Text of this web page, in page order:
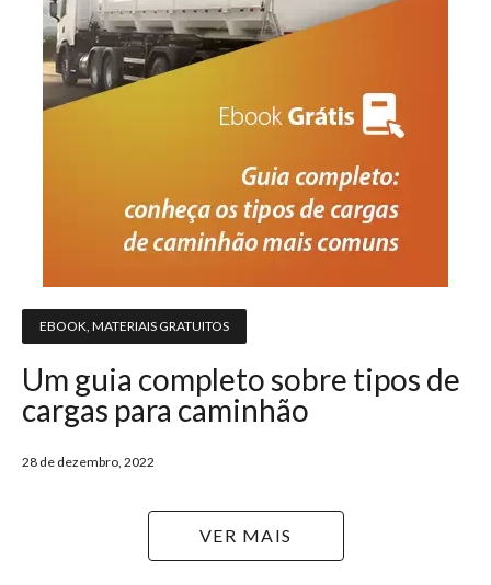
EBOOK MATERIAIS GRATUITOS
Um guia completo sobre tipos de
cargas para caminhão
28 de dezembro, 2022
VER MAIS